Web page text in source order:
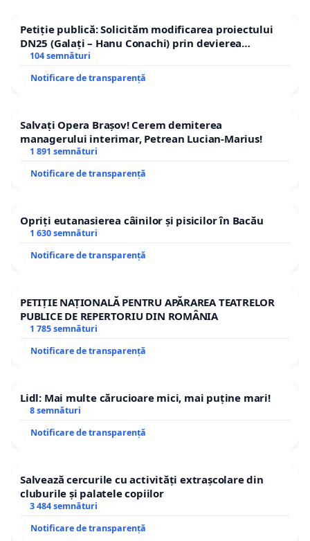
Petiție publică: Solicităm modificarea proiectului
DN25 (Galați – Hanu Conachi) prin devierea
traseului în afara localităților!
104 semnături
Notificare de transparență
Salvați Opera Brașov! Cerem demiterea
managerului interimar, Petrean Lucian-Marius!
1 891 semnături
Notificare de transparență
Opriți eutanasierea câinilor și pisicilor în Bacău
1 630 semnături
Notificare de transparență
PETIȚIE NAȚIONALĂ PENTRU APĂRAREA TEATRELOR
PUBLICE DE REPERTORIU DIN ROMÂNIA
1 785 semnături
Notificare de transparență
Lidl: Mai multe cărucioare mici, mai puține mari!
8 semnături
Notificare de transparență
Salvează cercurile cu activități extrașcolare din
cluburile și palatele copiilor
3 484 semnături
Notificare de transparență